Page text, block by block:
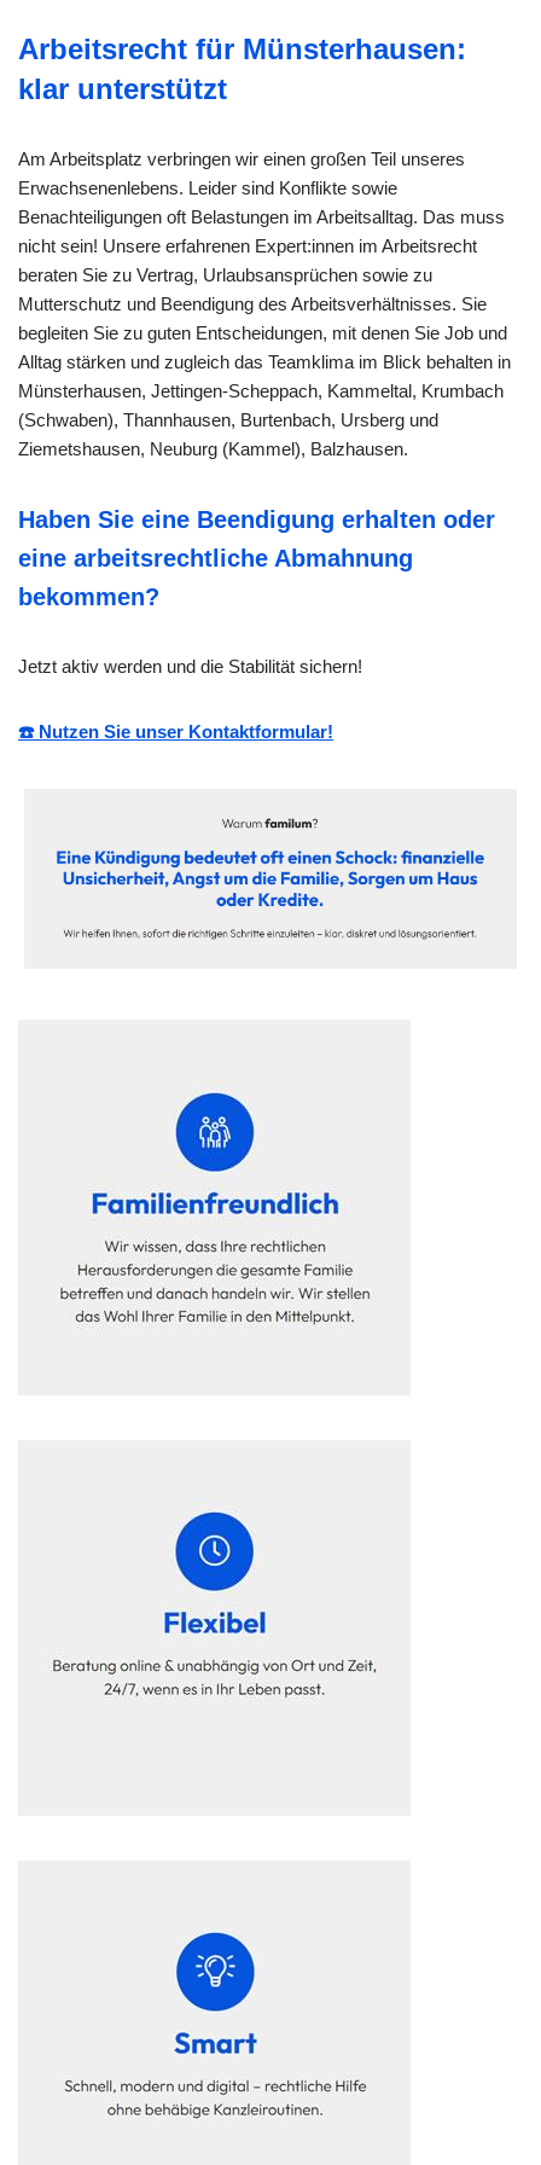
Arbeitsrecht für Münsterhausen:
klar unterstützt
Am Arbeitsplatz verbringen wir einen großen Teil unseres
Erwachsenenlebens. Leider sind Konflikte sowie
Benachteiligungen oft Belastungen im Arbeitsalltag. Das muss
nicht sein! Unsere erfahrenen Expert:innen im Arbeitsrecht
beraten Sie zu Vertrag, Urlaubsansprüchen sowie zu
Mutterschutz und Beendigung des Arbeitsverhältnisses. Sie
begleiten Sie zu guten Entscheidungen, mit denen Sie Job und
Alltag stärken und zugleich das Teamklima im Blick behalten in
Münsterhausen, Jettingen-Scheppach, Kammeltal, Krumbach
(Schwaben), Thannhausen, Burtenbach, Ursberg und
Ziemetshausen, Neuburg (Kammel), Balzhausen.
Haben Sie eine Beendigung erhalten oder
eine arbeitsrechtliche Abmahnung
bekommen?
Jetzt aktiv werden und die Stabilität sichern!
☎️ Nutzen Sie unser Kontaktformular!